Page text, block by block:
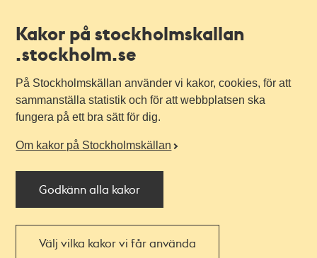
Kakor på stockholmskallan
.stockholm.se
På Stockholmskällan använder vi kakor, cookies, för att
sammanställa statistik och för att webbplatsen ska
fungera på ett bra sätt för dig.
Om kakor på Stockholmskällan
Godkänn alla kakor
Välj vilka kakor vi får använda